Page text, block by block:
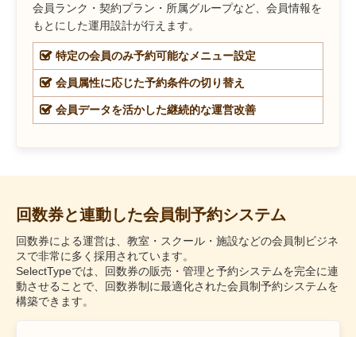
会員ランク・契約プラン・所属グループなど、会員情報を
もとにした運用設計が行えます。
特定の会員のみ予約可能なメニュー設定
会員属性に応じた予約条件の切り替え
会員データを活かした継続的な運営改善
回数券と連動した会員制予約システム
回数券による運営は、教室・スクール・施設などの会員制ビジネ
スで非常に多く採用されています。
SelectTypeでは、回数券の販売・管理と予約システムを完全に連
動させることで、回数券制に最適化された会員制予約システムを
構築できます。